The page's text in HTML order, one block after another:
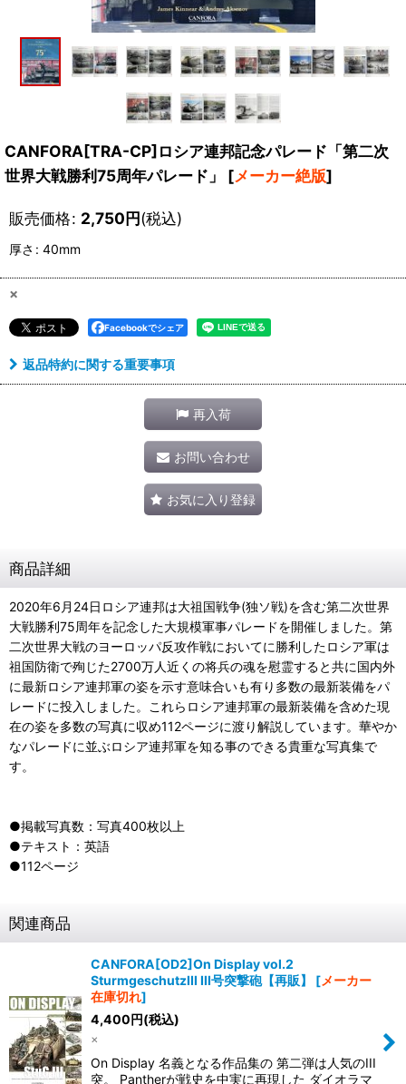
CANFORA[TRA-CP]ロシア連邦記念パレード「第二次
世界大戦勝利75周年パレード」
[メーカー絶版]
販売価格: 2,750円(税込)
厚さ : 40mm
×
Facebookでシェア
返品特約に関する重要事項
再入荷
お問い合わせ
お気に入り登録
商品詳細
2020年6月24日ロシア連邦は大祖国戦争(独ソ戦)を含む第二次世界
大戦勝利75周年を記念した大規模軍事パレードを開催しました。第
二次世界大戦のヨーロッパ反攻作戦においてに勝利したロシア軍は
祖国防衛で殉じた2700万人近くの将兵の魂を慰霊すると共に国内外
に最新ロシア連邦軍の姿を示す意味合いも有り多数の最新装備をパ
レードに投入しました。これらロシア連邦軍の最新装備を含めた現
在の姿を多数の写真に収め112ページに渡り解説しています。華やか
なパレードに並ぶロシア連邦軍を知る事のできる貴重な写真集で
す。
●掲載写真数：写真400枚以上
●テキスト：英語
●112ページ
関連商品
CANFORA[OD2]On Display vol.2
SturmgeschutzIII III号突撃砲【再販】
[メーカー
在庫切れ]
4,400円(税込)
×
On Display 名義となる作品集の 第二弾は人気のIII
突。 Pantherが戦史を中実に再現した ダイオラマ